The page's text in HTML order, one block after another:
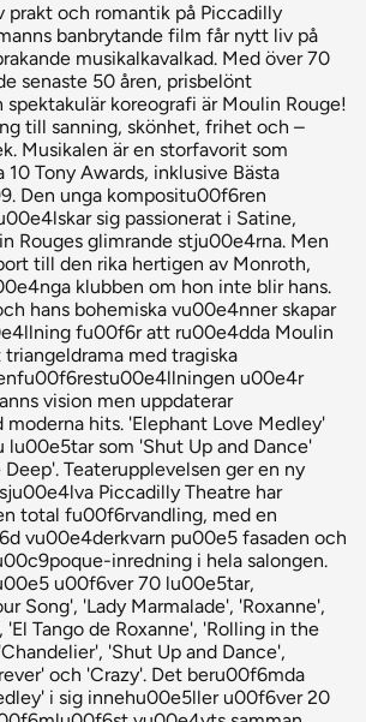
prakt och romantik på Piccadilly
banbrytande film får nytt liv på
musikalkavalkad. Med över 70
senaste 50 åren, prisbelönt
koreografi är Moulin Rouge!
till sanning, skönhet, frihet och –
Musikalen är en storfavorit som
10 Tony Awards, inklusive Bästa
Den unga kompositu00f6ren
sig passionerat i Satine,
Rouges glimrande stju00e4rna. Men
till den rika hertigen av Monroth,
klubben om hon inte blir hans.
hans bohemiska vu00e4nner skapar
fu00f6r att ru00e4dda Moulin
med tragiska
u00e4r
vision men uppdaterar
hits. 'Elephant Love Medley'
lu00e5tar som 'Shut Up and Dance'
Teaterupplevelsen ger en ny
Piccadilly Theatre har
total fu00f6rvandling, med en
vu00e4derkvarn pu00e5 fasaden och
inredning i hela salongen.
u00f6ver 70 lu00e5tar,
Song', 'Lady Marmalade', 'Roxanne',
Tango de Roxanne', 'Rolling in the
'Shut Up and Dance',
och 'Crazy'. Det beru00f6mda
i sig innehu00e5ller u00f6ver 20